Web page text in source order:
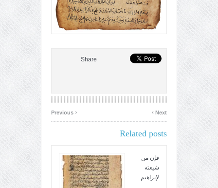
Share
‹ Next
›
Related posts
فإن من
شيعته
لإبراهيم